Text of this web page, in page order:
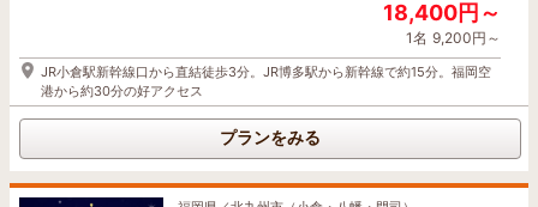
大人2名 合計(税込)
10,260円～
1名 5,130円～
博多駅筑紫口出口から徒歩約8分。博多駅東ICから車で約3分。
プランをみる
グリーンリッチホテル久留米【天然温泉・
有馬六ツ門の湯】
4.3
(332件)
(西鉄電車)天神駅～久留米駅特急約３０分 (JR)博
多～久留米駅約２０分 コンビニ徒歩３分☆ビジネ
18,400円～
1名 9,200円～
JR小倉駅新幹線口から直結徒歩3分。JR博多駅から新幹線で約15分。福岡空
港から約30分の好アクセス
プランをみる